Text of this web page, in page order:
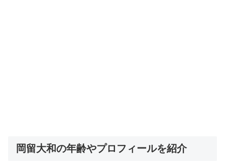
岡留大和の年齢やプロフィールを紹介